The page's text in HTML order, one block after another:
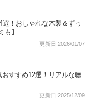
！おしゃれな木製＆ずっ
】
更新日:2026/01/07
すすめ12選！リアルな聴
更新日:2025/12/09